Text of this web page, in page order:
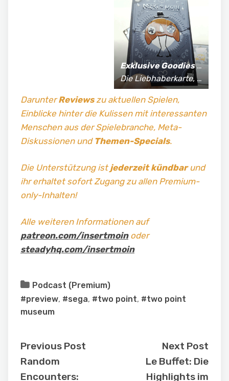
Exklusive Goodiesfür Supporter*innen:
Die Liebhaberkarte, jährlich limitierte Fan-Shirts und vieles mehr!
DarunterReviewszu aktuellen Spielen,
Einblicke hinter die Kulissen mit interessanten
Menschen aus der Spielebranche, Meta-
Diskussionen und Themen-Specials.
Die Unterstützung istjederzeit kündbarund
ihr erhaltet sofort Zugang zu allen Premium-
only-Inhalten!
Alle weiteren Informationen auf
patreon.com/insertmoinoder
steadyhq.com/insertmoin
Podcast (Premium)
#preview, #sega, #two point, #two point
museum
Previous Post
Random
Encounters:
Next Post
Le Buffet: Die
Highlights im